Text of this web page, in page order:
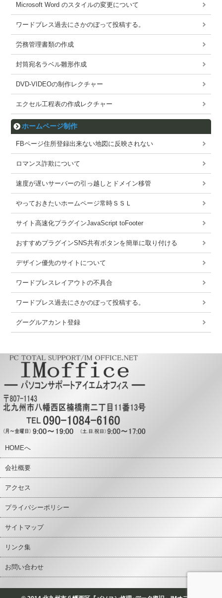
Microsoft Word のスタイルの変更について
ワードブレス過去にさかのぼって投稿する。
労務管理書類の作成
封筒宛名ラベル雛形作成
DVD-VIDEOの制作レクチャー
エクセル工程表の作成レクチャー
ホームページ制作
FBページ住所登録出来ない地図に反映されない
ロマンス詐欺について
速度が遅いサーバーの引っ越しとドメイン移管
やっておきたいホームページ常時ＳＳＬ
サイト高速化プラグインJavaScript toFooter
おすすめプラグインSNS共有ボタンを簡単に取り付ける
デザイン優先のサイトについて
ワードブレスレイアウトの不具合
ワードブレス過去にさかのぼって投稿する。
グーグルアカント登録
HOMEへ
会社概要
アクセス
プライバシーポリシー
サイトマップ
リンク集
お問い合わせ